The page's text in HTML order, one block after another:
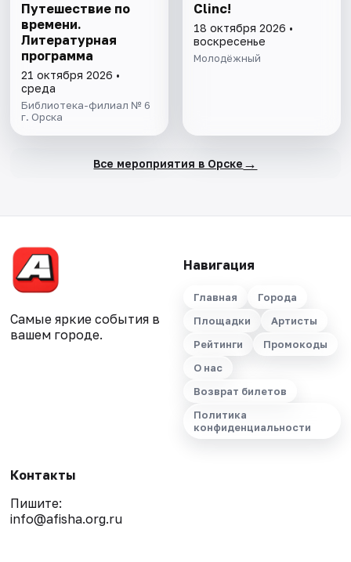
Путешествие по
времени.
Литературная
программа
21 октября 2026 •
среда
Библиотека-филиал № 6
г. Орска
Clinc!
18 октября 2026 •
воскресенье
Молодёжный
Все мероприятия в Орске →
Самые яркие события в
вашем городе.
Навигация
Главная
Города
Площадки
Артисты
Рейтинги
Промокоды
О нас
Возврат билетов
Политика
конфиденциальности
Контакты
Пишите:
info@afisha.org.ru